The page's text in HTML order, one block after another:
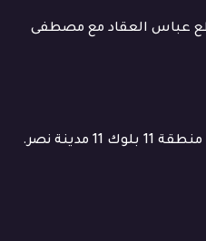
عباس العقاد مع مصطفى